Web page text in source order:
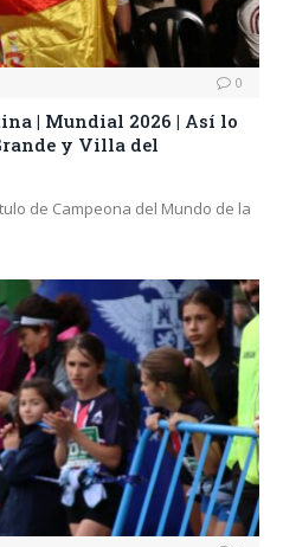
0
| Mundial 2026 | Así lo
y Villa del
de Campeona del Mundo de la